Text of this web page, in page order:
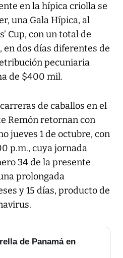
en la hípica criolla se
una Gala Hípica, al
Cup, con un total de
en dos días diferentes de
pecuniaria
de $400 mil.
de caballos en el
Remón retornan con
jueves 1 de octubre, con
p.m., cuya jornada
34 de la presente
prolongada
y 15 días, producto de
de Panamá en